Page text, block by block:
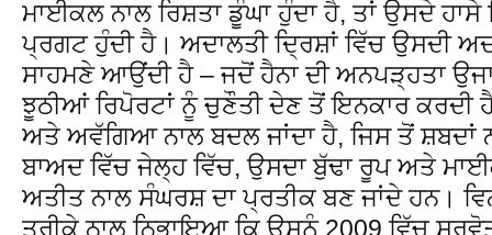
ਮਾਈਕਲ ਨਾਲ ਰਿਸ਼ਤਾ ਡੂੰਘਾ ਹੁੰਦਾ ਹੈ, ਤਾਂ ਉਸਦੇ
ਪ੍ਰਗਟ ਹੁੰਦੀ ਹੈ। ਅਦਾਲਤੀ ਦ੍ਰਿਸ਼ਾਂ ਵਿੱਚ ਉਸਦੀ
ਸਾਹਮਣੇ ਆਉਂਦੀ ਹੈ – ਜਦੋਂ ਹੈਨਾ ਦੀ ਅਨਪੜ੍ਹਤਾ
ਝੂਠੀਆਂ ਰਿਪੋਰਟਾਂ ਨੂੰ ਚੁਣੌਤੀ ਦੇਣ ਤੋਂ ਇਨਕਾਰ ਕਰਦੀ
ਅਤੇ ਅਵੱਗਿਆ ਨਾਲ ਬਦਲ ਜਾਂਦਾ ਹੈ, ਜਿਸ ਤੋਂ ਸ਼ਬਦਾਂ
ਬਾਅਦ ਵਿੱਚ ਜੇਲ੍ਹ ਵਿੱਚ, ਉਸਦਾ ਬੁੱਢਾ ਰੂਪ ਅਤੇ
ਅਤੀਤ ਨਾਲ ਸੰਘਰਸ਼ ਦਾ ਪ੍ਰਤੀਕ ਬਣ ਜਾਂਦੇ ਹਨ।
ਤਰੀਕੇ ਨਾਲ ਨਿਭਾਇਆ ਕਿ ਉਸਨੂੰ 2009 ਵਿੱਚ